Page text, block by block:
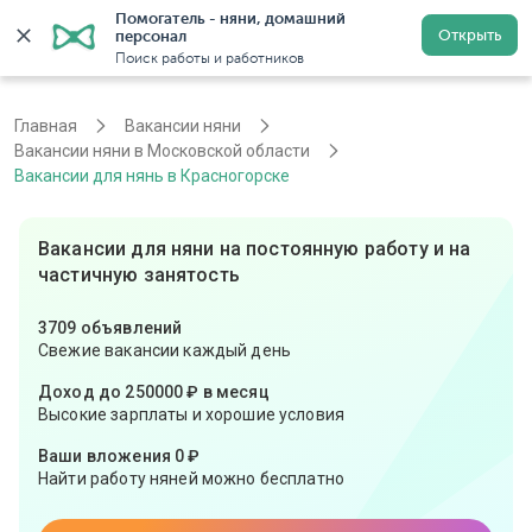
Помогатель - няни, домашний
персонал
Поиск работы и работников
Открыть
Регистрация
Главная
Вакансии няни
Вакансии няни в Московской области
Вакансии для нянь в Красногорске
Вакансии для няни на постоянную работу и на
частичную занятость
3709 объявлений
Свежие вакансии каждый день
Доход до 250000 ₽ в месяц
Высокие зарплаты и хорошие условия
Ваши вложения 0 ₽
Найти работу няней можно бесплатно